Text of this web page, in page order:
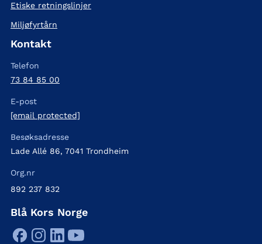
Etiske retningslinjer
Miljøfyrtårn
Kontakt
Telefon
73 84 85 00
E-post
[email protected]
Besøksadresse
Lade Allé 86, 7041 Trondheim
Org.nr
892 237 832
Blå Kors Norge